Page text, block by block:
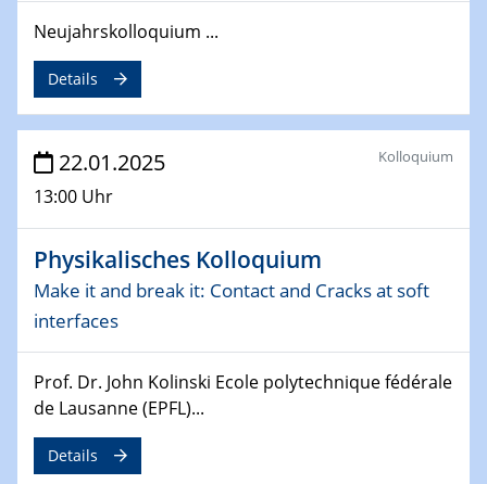
26.03.2025 - 28.03.2025
2nd ACAMEC 2025
2nd Advanced Catalysis and Materials for Energy
Conversion
27.03.2025
MATURE
27.03.2025
CENIDE-BGU Seminar
Colloquia Series on Sustainable Metallurgy
Towards more sustainable uses of rare earth elements
- from an inorganic and biological perspective
Neujahrskolloquium ...
Details
22.01.2025
13:00 Uhr
Kolloquium
Physikalisches Kolloquium
Make it and break it: Contact and Cracks at soft
interfaces
Prof. Dr. John Kolinski Ecole polytechnique fédérale
de Lausanne (EPFL)...
Details